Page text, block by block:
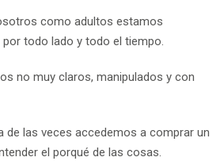
como adultos estamos
todo lado y todo el tiempo.
no muy claros, manipulados y con
de las veces accedemos a comprar un
el porqué de las cosas.